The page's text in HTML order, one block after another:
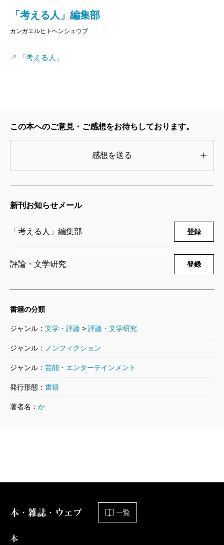
私を少なからずうろたえさせた。彼女は私より十
歳ほど若い女性だから、私の「伊丹十三ファン、
たことになるのである。
り、俳優であり、エッセイストであり、料理人で
画監督であり、すぐれた趣味人だった伊丹の仕事
である。私はかねがね、このあたりの色分けをき
ちんとするために、伊丹十三の人となりや仕事の
全貌が見渡せる本が欲しいと思っていたのだが、
待ち望んでいたその本が、『伊丹十三の本』なの
である。
丹十三に感化されすぎたので、そのことを口外す
ることをやんわり避けてきた。「あ、伊丹十三の
として過ごしてきたことになるのだが、その「隠
れ」の時代にも、伊丹十三に関する情報をせっせ
と蒐集していた。この本には、私が蒐集していた
る。これだけでも見応えがあるのに、ほかにも、
映画「お葬式」の舞台になった湯河原の自邸を撮
り下ろした写真や、愛蔵品の写真、息子の万作君
「考える人」編集部
カンガエルヒトヘンシュウブ
「考える人」
この本へのご意見・ご感想をお待ちしております。
感想を送る
新刊お知らせメール
「考える人」編集部 登録
評論・文学研究 登録
書籍の分類
ジャンル： 文学・評論 > 評論・文学研究
ジャンル： ノンフィクション
ジャンル： 芸能・エンターテインメント
発行形態： 書籍
著者名： か
本・雑誌・ウェブ 一覧
本